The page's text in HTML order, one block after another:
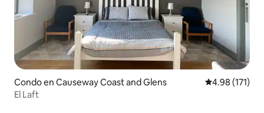
Condo en Causeway Coast and Glens Calificación
4.98 (171)
El Laft